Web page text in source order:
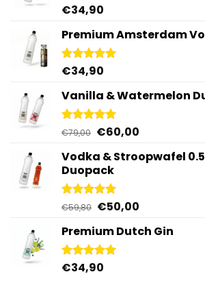
Gewaardeerd
uit 5
€34,90
Premium Amsterdam
Gewaardeerd
uit 5
€34,90
Vanilla & Watermelon
Gewaardeerd
5.00
€79,00 Oorspronkelijke
was:
€79,00.
€60,00Huidige
is:
Vodka & Stroopwafel
Duopack
Gewaardeerd
4.88
€59,80 Oorspronkelijke
was:
€59,80.
€50,00Huidige
is:
Premium Dutch Gin
Gewaardeerd
uit 5
€34,90